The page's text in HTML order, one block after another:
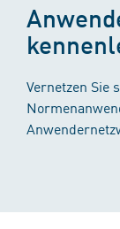
Vernetzen Sie